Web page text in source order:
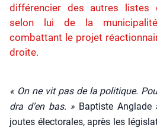
différencier des autres listes
selon lui de la
combattant le projet
droite.
« On ne vit pas de la poli­tique.
dra d’en bas. » Bap­tiste
joutes élec­to­rales, après les